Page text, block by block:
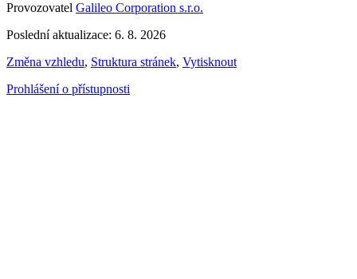
Provozovatel Galileo Corporation s.r.o.
Poslední aktualizace: 6. 8. 2026
Změna vzhledu, Struktura stránek, Vytisknout
Prohlášení o přístupnosti